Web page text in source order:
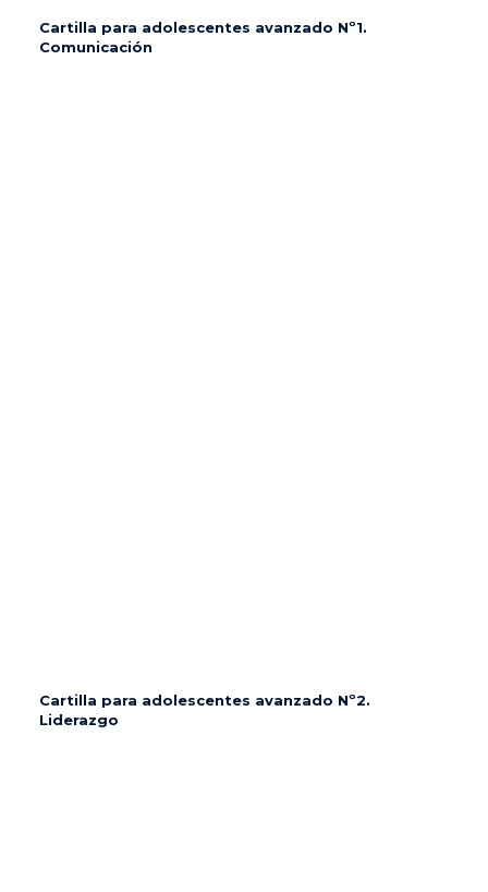
Cartilla para adolescentes avanzado Nº1.
Comunicación
Cartilla para adolescentes avanzado Nº2.
Liderazgo